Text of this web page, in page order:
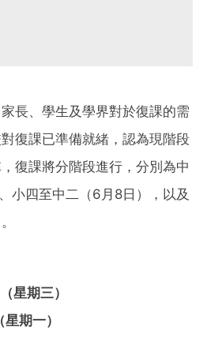
長、學生及學界對於復課的需
復課已準備就緒，認為現階段
復課將分階段進行，分別為中
小四至中二（6月8日），以及
星期三）
期一）